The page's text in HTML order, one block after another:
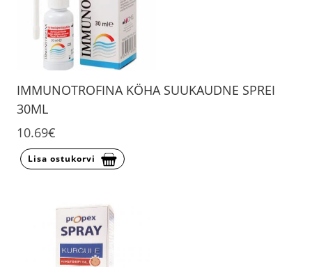
IMMUNOTROFINA KÖHA SUUKAUDNE SPREI
30ML
10.69€
Lisa ostukorvi